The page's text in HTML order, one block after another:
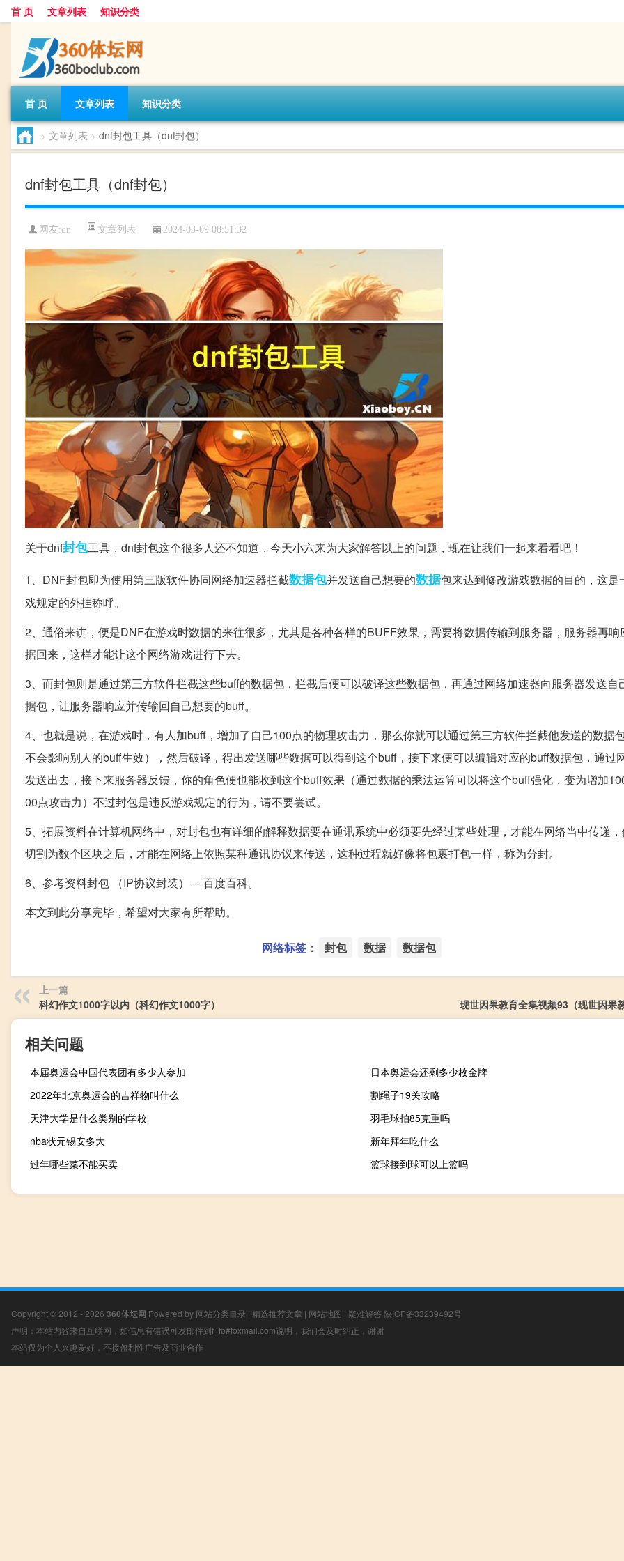
首 页 文章列表 知识分类
首 页 文章列表 知识分类
> 文章列表 > dnf封包工具（dnf封包）
dnf封包工具（dnf封包）
网友:dn 文章列表 2024-03-09 08:51:32
关于dnf封包工具，dnf封包这个很多人还不知道，今天小六来为大家解答以上的问题，现在让我们一起来看看吧！
1、DNF封包即为使用第三版软件协同网络加速器拦截数据包并发送自己想要的数据包来达到修改游戏数据的目的，这是
戏规定的外挂称呼。
2、通俗来讲，便是DNF在游戏时数据的来往很多，尤其是各种各样的BUFF效果，需要将数据传输到服务器，服务器再响
据回来，这样才能让这个网络游戏进行下去。
3、而封包则是通过第三方软件拦截这些buff的数据包，拦截后便可以破译这些数据包，再通过网络加速器向服务器发送自
据包，让服务器响应并传输回自己想要的buff。
4、也就是说，在游戏时，有人加buff，增加了自己100点的物理攻击力，那么你就可以通过第三方软件拦截他发送的数据
不会影响别人的buff生效），然后破译，得出发送哪些数据可以得到这个buff，接下来便可以编辑对应的buff数据包，通过
发送出去，接下来服务器反馈，你的角色便也能收到这个buff效果（通过数据的乘法运算可以将这个buff强化，变为增加
00点攻击力）不过封包是违反游戏规定的行为，请不要尝试。
5、拓展资料在计算机网络中，对封包也有详细的解释数据要在通讯系统中必须要先经过某些处理，才能在网络当中传递
切割为数个区块之后，才能在网络上依照某种通讯协议来传送，这种过程就好像将包裹打包一样，称为分封。
6、参考资料封包 （IP协议封装）----百度百科。
本文到此分享完毕，希望对大家有所帮助。
网络标签： 封包 数据 数据包
上一篇
科幻作文1000字以内（科幻作文1000字）
现世因果教育全集视频93（现世因果
相关问题
本届奥运会中国代表团有多少人参加
日本奥运会还剩多少枚金牌
2022年北京奥运会的吉祥物叫什么
割绳子19关攻略
天津大学是什么类别的学校
羽毛球拍85克重吗
nba状元锡安多大
新年拜年吃什么
过年哪些菜不能买卖
篮球接到球可以上篮吗
Copyright © 2012 - 2026 360体坛网 Powered by 网站分类目录 | 精选推荐文章 | 网站地图 | 疑难解答 陕ICP备33239492号
声明：本站内容来自互联网，如信息有错误可发邮件到f_fb#foxmail.com说明，我们会及时纠正，谢谢
本站仅为个人兴趣爱好，不接盈利性广告及商业合作